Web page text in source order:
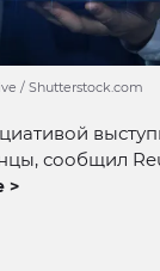
/ Shutterstock.com
сообщил
>